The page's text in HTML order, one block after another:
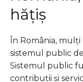
hățiș
În România, mulți
sistemul public
Sistemul public
contribuții și